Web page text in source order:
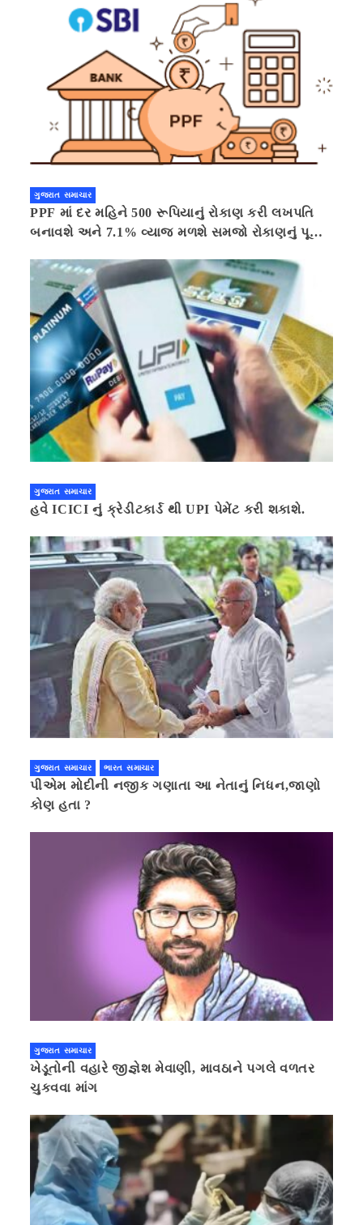
ગુજરાત સમાચાર
PPF માં દર મહિને 500 રૂપિયાનું રોકાણ કરી લખપતિ
બનાવશે અને 7.1% વ્યાજ મળશે સમજો રોકાણનું પૂરું
ગુજરાત સમાચાર
હવે ICICI નું ક્રેડીટકાર્ડ થી UPI પેમેંટ કરી શકાશે.
ગુજરાત સમાચાર ભારત સમાચાર
પીએમ મોદીની નજીક ગણાતા આ નેતાનું નિધન,જાણો
કોણ હતા ?
ગુજરાત સમાચાર
ખેડૂતોની વહારે જીજ્ઞેશ મેવાણી, માવઠાને પગલે વળતર
ચુકવવા માંગ